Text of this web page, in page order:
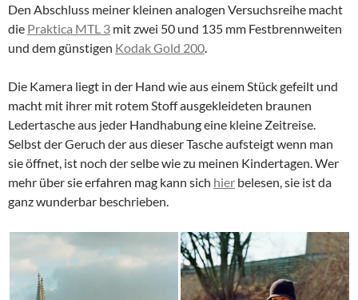
Den Abschluss meiner kleinen analogen Versuchsreihe macht
die Praktica MTL 3 mit zwei 50 und 135 mm Festbrennweiten
und dem günstigen Kodak Gold 200
Die Kamera liegt in der Hand wie aus einem Stück gefeilt und
macht mit ihrer mit rotem Stoff ausgekleideten braunen
Ledertasche aus jeder Handhabung eine kleine Zeitreise.
Selbst der Geruch der aus dieser Tasche aufsteigt wenn man
sie öffnet, ist noch der selbe wie zu meinen Kindertagen. Wer
mehr über sie erfahren mag kann sich hier belesen, sie ist da
ganz wunderbar beschrieben.